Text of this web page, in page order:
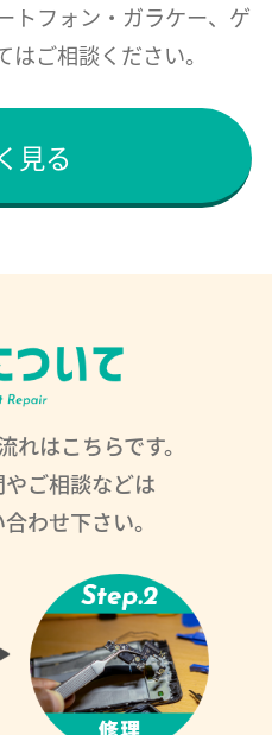
トフォン・ガラケー、ゲ
ご相談ください。
見る
はこちらです。
ご相談などは
わせ下さい。